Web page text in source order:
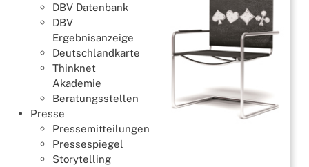
DBV Datenbank
DBV
Ergebnisanzeige
Deutschlandkarte
Thinknet
Akademie
Beratungsstellen
Presse
Pressemitteilungen
Pressespiegel
Storytelling